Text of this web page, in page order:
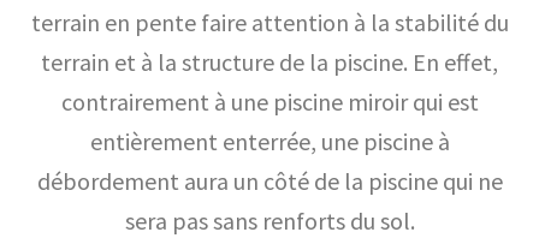
terrain en pente faire attention à la stabilité du
terrain et à la structure de la piscine. En effet,
contrairement à une piscine miroir qui est
entièrement enterrée, une piscine à
débordement aura un côté de la piscine qui ne
sera pas sans renforts du sol.